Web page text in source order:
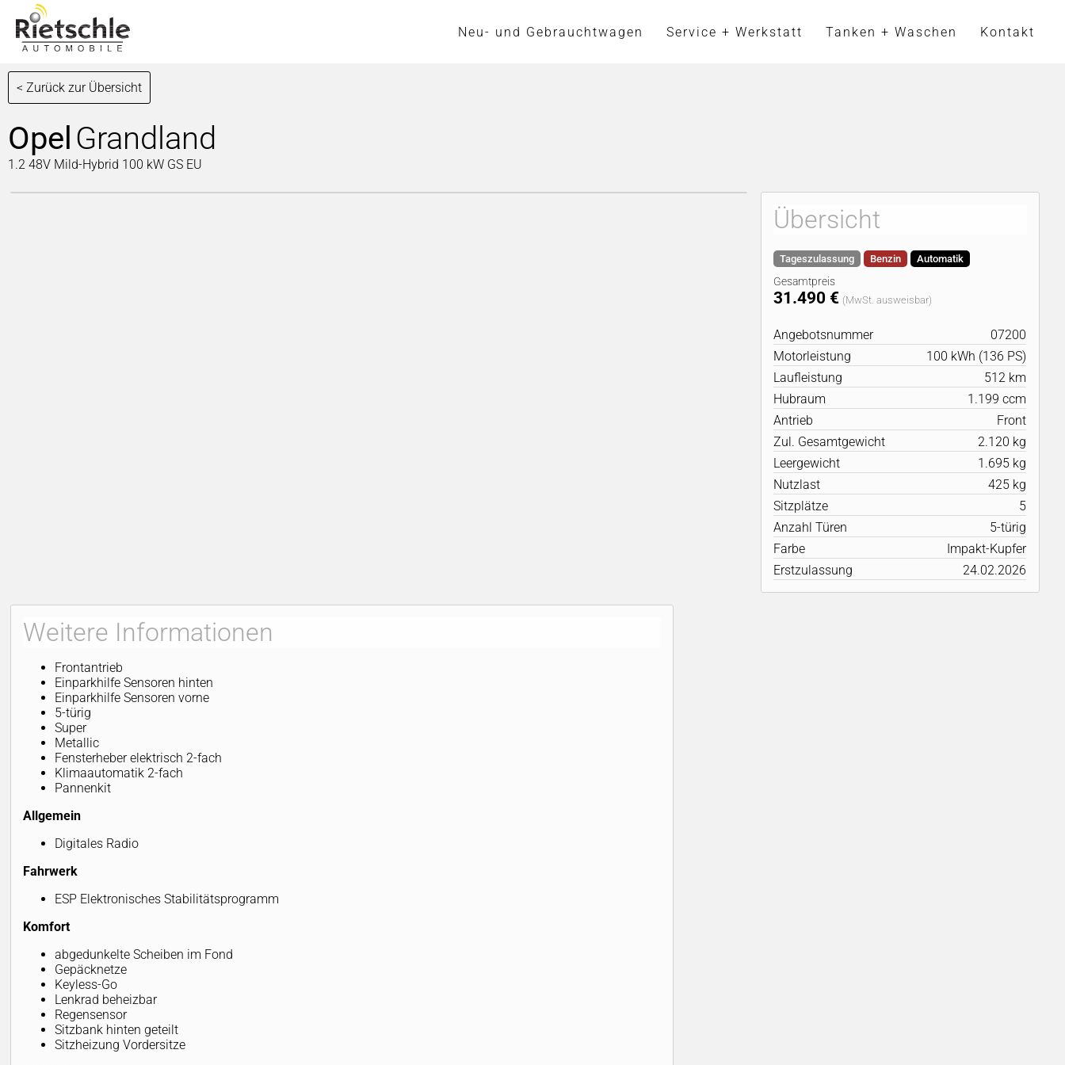
Neu- und Gebrauchtwagen Service + Werkstatt Tanken + Waschen Kontakt
< Zurück zur Übersicht
Opel Grandland
1.2 48V Mild-Hybrid 100 kW GS EU
Übersicht
Tageszulassung Benzin Automatik
Gesamtpreis
31.490 € (MwSt. ausweisbar)
Angebotsnummer
07200
Motorleistung
100 kWh (136 PS)
Laufleistung
512 km
Hubraum
1.199 ccm
Antrieb
Front
Zul. Gesamtgewicht
2.120 kg
Leergewicht
1.695 kg
Nutzlast
425 kg
Sitzplätze
5
Anzahl Türen
5-türig
Farbe
Impakt-Kupfer
Erstzulassung
24.02.2026
Weitere Informationen
Frontantrieb
Einparkhilfe Sensoren hinten
Einparkhilfe Sensoren vorne
5-türig
Super
Metallic
Fensterheber elektrisch 2-fach
Klimaautomatik 2-fach
Pannenkit
Allgemein
Digitales Radio
Fahrwerk
ESP Elektronisches Stabilitätsprogramm
Komfort
abgedunkelte Scheiben im Fond
Gepäcknetze
Keyless-Go
Lenkrad beheizbar
Regensensor
Sitzbank hinten geteilt
Sitzheizung Vordersitze